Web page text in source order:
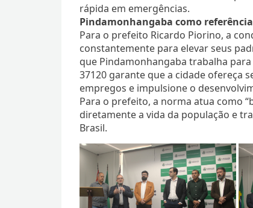
rápida em emergências.
Pindamonhangaba como referência
Para o prefeito Ricardo Piorino, a
constantemente para elevar seus
que Pindamonhangaba trabalha
37120 garante que a cidade ofereça
empregos e impulsione o
Para o prefeito, a norma atua como
diretamente a vida da população e
Brasil.